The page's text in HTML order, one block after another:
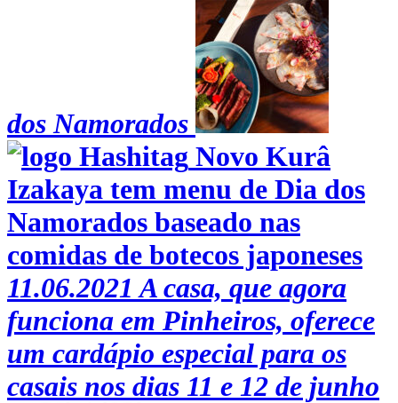
dos Namorados
Novo Kurâ
Izakaya tem menu de Dia dos
Namorados baseado nas
comidas de botecos japoneses
11.06.2021 A casa, que agora
funciona em Pinheiros, oferece
um cardápio especial para os
casais nos dias 11 e 12 de junho